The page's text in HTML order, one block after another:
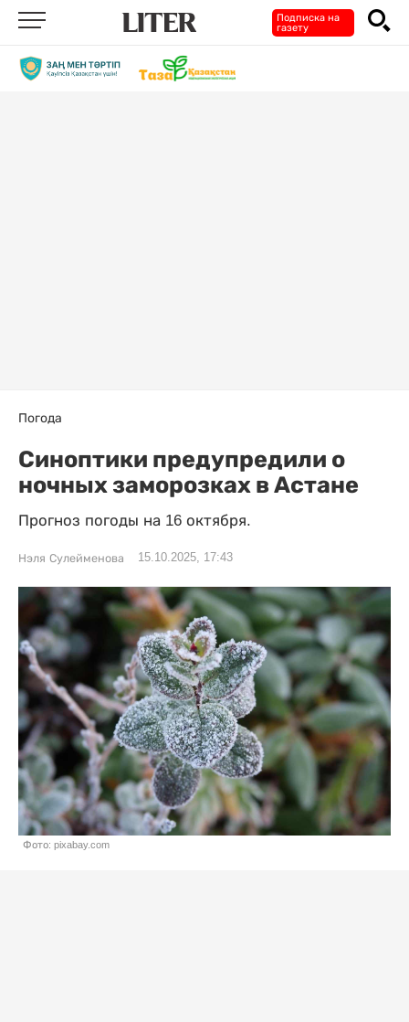
Подписка на
газету
Погода
Синоптики предупредили о
ночных заморозках в Астане
Прогноз погоды на 16 октября.
Нэля Сулейменова 15.10.2025, 17:43
Фото: pixabay.com